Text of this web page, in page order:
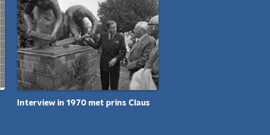
Interview in 1970 met prins Claus